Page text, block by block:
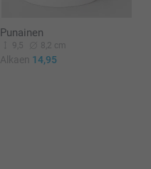
Punainen
9,5 8,2 cm
Alkaen 14,95